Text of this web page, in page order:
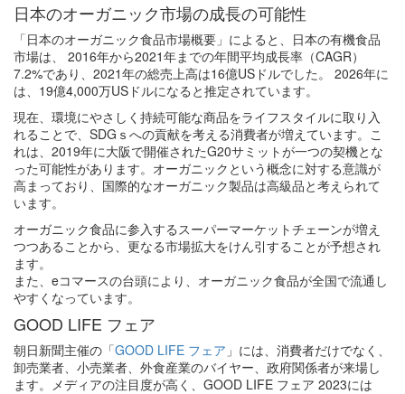
日本のオーガニック市場の成長の可能性
「日本のオーガニック食品市場概要」によると、日本の有機食品
市場は、 2016年から2021年までの年間平均成長率（CAGR）
7.2%であり、2021年の総売上高は16億USドルでした。 2026年に
は、19億4,000万USドルになると推定されています。
現在、環境にやさしく持続可能な商品をライフスタイルに取り入
れることで、SDGｓへの貢献を考える消費者が増えています。こ
れは、2019年に大阪で開催されたG20サミットが一つの契機とな
った可能性があります。オーガニックという概念に対する意識が
高まっており、国際的なオーガニック製品は高級品と考えられて
います。
オーガニック食品に参入するスーパーマーケットチェーンが増え
つつあることから、更なる市場拡大をけん引することが予想され
ます。
また、eコマースの台頭により、オーガニック食品が全国で流通し
やすくなっています。
GOOD LIFE フェア
朝日新聞主催の「GOOD LIFE フェア 」には、消費者だけでなく、
卸売業者、小売業者、外食産業のバイヤー、政府関係者が来場し
ます。メディアの注目度が高く、GOOD LIFE フェア 2023には